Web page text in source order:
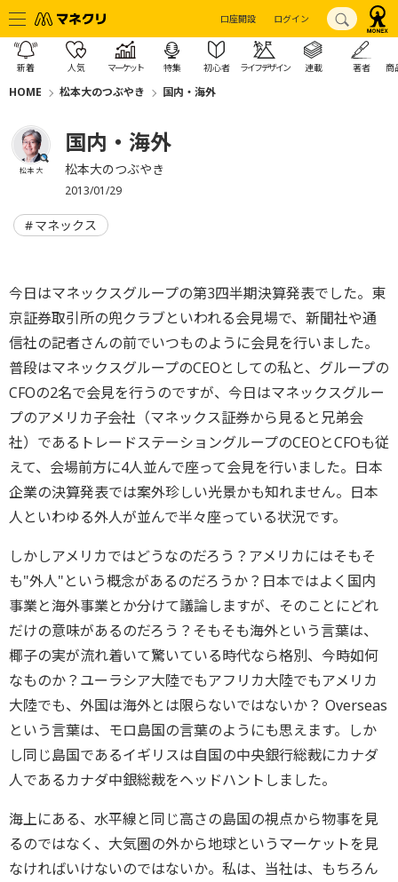
口座開設 ログイン
新着 人気 マーケット 特集 初心者 ライフデザイン 連載 著者 商
HOME 松本大のつぶやき 国内・海外
松本 大
国内・海外
松本大のつぶやき
2013/01/29
マネックス
今日はマネックスグループの第3四半期決算発表でした。東
京証券取引所の兜クラブといわれる会見場で、新聞社や通
信社の記者さんの前でいつものように会見を行いました。
普段はマネックスグループのCEOとしての私と、グループの
CFOの2名で会見を行うのですが、今日はマネックスグルー
プのアメリカ子会社（マネックス証券から見ると兄弟会
社）であるトレードステーショングループのCEOとCFOも従
えて、会場前方に4人並んで座って会見を行いました。日本
企業の決算発表では案外珍しい光景かも知れません。日本
人といわゆる外人が並んで半々座っている状況です。
しかしアメリカではどうなのだろう？アメリカにはそもそ
も"外人"という概念があるのだろうか？日本ではよく国内
事業と海外事業とか分けて議論しますが、そのことにどれ
だけの意味があるのだろう？そもそも海外という言葉は、
椰子の実が流れ着いて驚いている時代なら格別、今時如何
なものか？ユーラシア大陸でもアフリカ大陸でもアメリカ
大陸でも、外国は海外とは限らないではないか？ Overseas
という言葉は、モロ島国の言葉のようにも思えます。しか
し同じ島国であるイギリスは自国の中央銀行総裁にカナダ
人であるカナダ中銀総裁をヘッドハントしました。
海上にある、水平線と同じ高さの島国の視点から物事を見
るのではなく、大気圏の外から地球というマーケットを見
なければいけないのではないか。私は、当社は、もちろん